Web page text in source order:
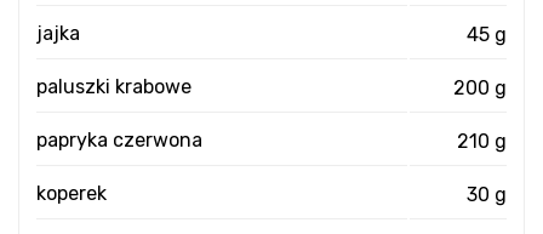
jajka 45 g
paluszki krabowe 200 g
papryka czerwona 210 g
koperek 30 g